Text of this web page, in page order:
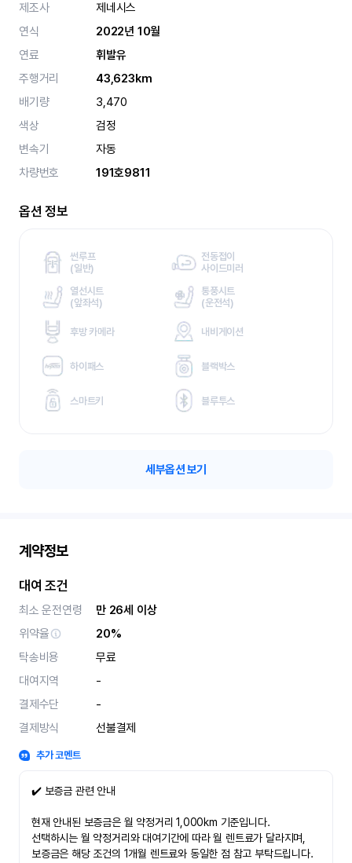
제조사
제네시스
연식
2022년 10월
연료
휘발유
주행거리
43,623km
배기량
3,470
색상
검정
변속기
자동
차량번호
191호9811
옵션 정보
썬루프
(일반)
전동접이
사이드미러
열선시트
(앞좌석)
통풍시트
(운전석)
후방 카메라 내비게이션
하이패스 블랙박스
스마트키 블루투스
세부옵션 보기
계약정보
대여 조건
최소 운전연령
만 26세 이상
위약율
20%
탁송비용
무료
대여지역
-
결제수단
-
결제방식
선불결제
추가 코멘트
✔️ 보증금 관련 안내
현재 안내된 보증금은 월 약정거리 1,000km 기준입니다.
선택하시는 월 약정거리와 대여기간에 따라 월 렌트료가 달라지며,
보증금은 해당 조건의 1개월 렌트료와 동일한 점 참고 부탁드립니다.